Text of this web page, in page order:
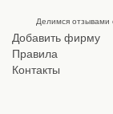
Делимся отзывами
Добавить фирму
Правила
Контакты